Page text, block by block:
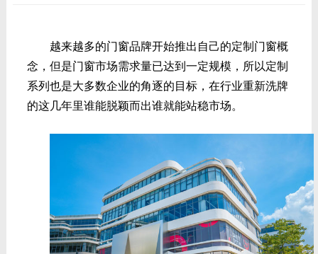
越来越多的门窗品牌开始推出自己的定制门窗概
念，但是门窗市场需求量已达到一定规模，所以定制
系列也是大多数企业的角逐的目标，在行业重新洗牌
的这几年里谁能脱颖而出谁就能站稳市场。